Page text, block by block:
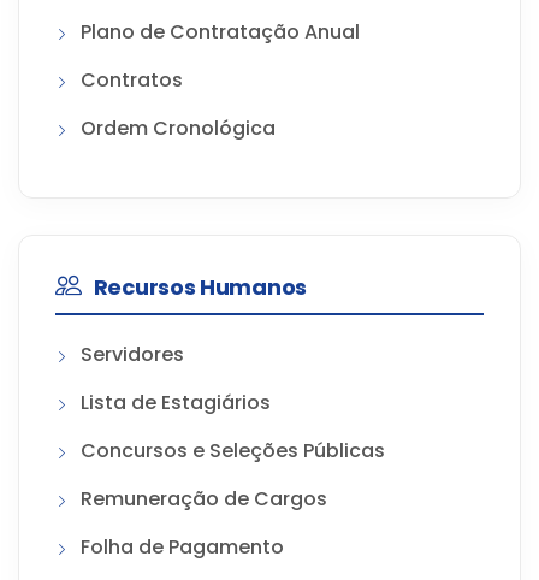
Plano de Contratação Anual
Contratos
Ordem Cronológica
Recursos Humanos
Servidores
Lista de Estagiários
Concursos e Seleções Públicas
Remuneração de Cargos
Folha de Pagamento